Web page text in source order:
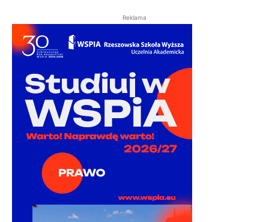
Reklama